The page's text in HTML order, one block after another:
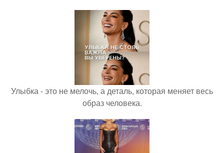
Улыбка - это не мелочь, а деталь, которая меняет весь
образ человека.